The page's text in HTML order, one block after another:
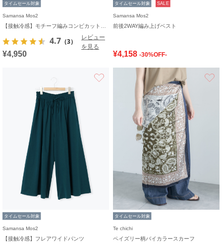
タイムセール対象
Samansa Mos2
4.7 （3）
レビュー
を見る
¥4,950
タイムセール対象 SALE
Samansa Mos2
前後2WAY編み上げベスト
¥4,158 -30%OFF-
お気に入り
タイムセール対象
Samansa Mos2
【接触冷感】フレアワイドパンツ
タイムセール対象
Te chichi
ペイズリー柄バイカラースカーフ